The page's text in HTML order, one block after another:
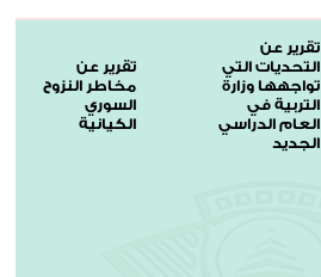
تقرير عن
التحديات التي
تواجهها وزارة
التربية في
العام الدراسي
الجديد
تقرير عن
مخاطر النزوح
السوري
الكيانية